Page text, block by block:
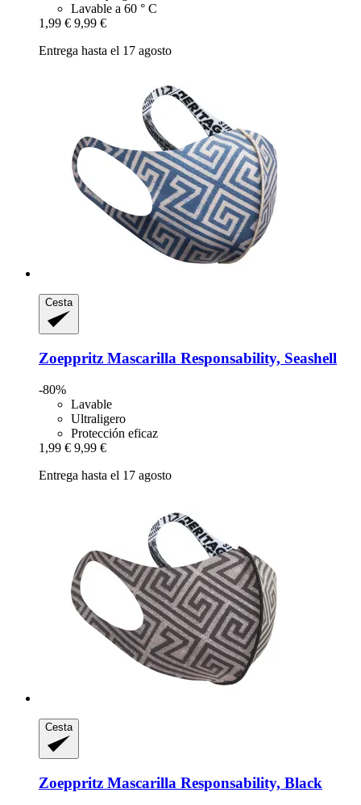
Lavable a 60 ° C
1,99 € 9,99 €
Entrega hasta el 17 agosto
Cesta
Zoeppritz Mascarilla Responsability, Seashell
-80%
Lavable
Ultraligero
Protección eficaz
1,99 € 9,99 €
Entrega hasta el 17 agosto
Cesta
Zoeppritz Mascarilla Responsability, Black